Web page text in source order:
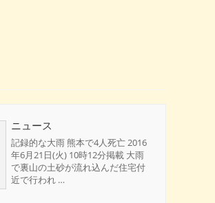
ニュース
記録的な大雨 熊本で4人死亡 2016
年6月21日(火) 10時12分掲載 大雨
で裏山の土砂が流れ込んだ住宅付
近で行われ …